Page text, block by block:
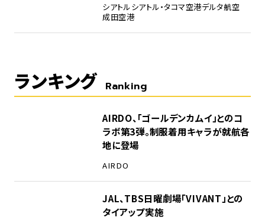
シアトルシアトル・タコマ空港デルタ航空
成田空港
ランキング Ranking
AIRDO、「ゴールデンカムイ」とのコ
ラボ第3弾。制服着用キャラが就航各
地に登場
AIRDO
JAL、TBS日曜劇場「VIVANT」との
タイアップ実施